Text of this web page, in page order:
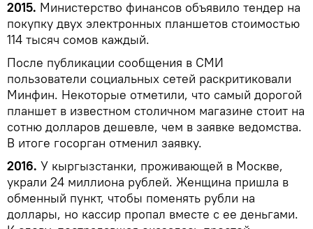
2015. Министерство финансов объявило тендер на
покупку двух электронных планшетов стоимостью
114 тысяч сомов каждый.
После публикации сообщения в СМИ
пользователи социальных сетей раскритиковали
Минфин. Некоторые отметили, что самый дорогой
планшет в известном столичном магазине стоит на
сотню долларов дешевле, чем в заявке ведомства.
В итоге госорган отменил заявку.
2016. У кыргызстанки, проживающей в Москве,
украли 24 миллиона рублей. Женщина пришла в
обменный пункт, чтобы поменять рубли на
доллары, но кассир пропал вместе с ее деньгами.